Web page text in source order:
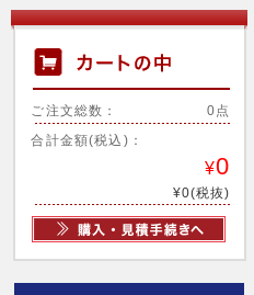
ご注文総数： 0点
合計金額(税込)：
¥0
¥0(税抜)